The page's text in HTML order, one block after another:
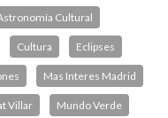
Cultural
Cultura Eclipses
Mas Interes Madrid
Villar Mundo Verde